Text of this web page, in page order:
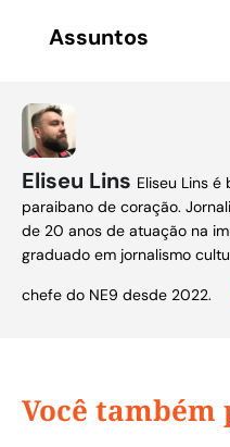
Assuntos
Eliseu Lins Eliseu Lins
paraibano de coração.
de 20 anos de atuação na
graduado em jornalismo
chefe do NE9 desde 2022.
Você